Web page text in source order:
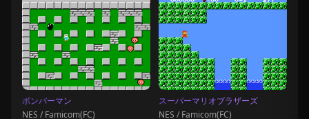
ボンバーマン
NES / Famicom(FC)
スーパーマリオブラザーズ
NES / Famicom(FC)